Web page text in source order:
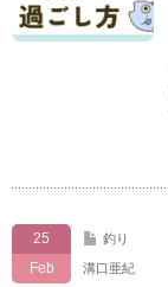
25
Feb
釣り
溝口亜紀